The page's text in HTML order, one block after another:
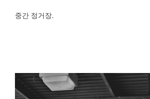
중간 정거장.